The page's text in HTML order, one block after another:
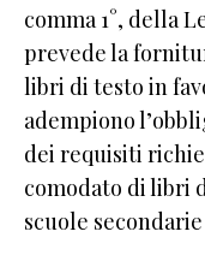
comma 1°, della
prevede la
libri di testo in
adempiono
dei requisiti
comodato di libri
scuole